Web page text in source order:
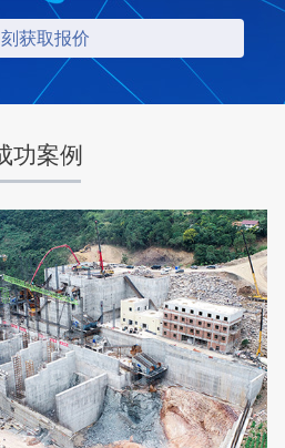
功案例
时产500-600吨
生产原料
石灰石
项目执行经理